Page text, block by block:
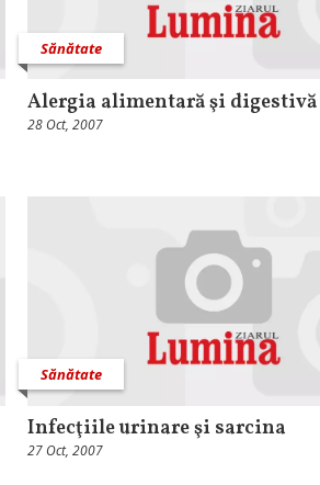
Sănătate
Alergia alimentară şi
28 Oct, 2007
Sănătate
Infecţiile urinare şi sarcina
27 Oct, 2007